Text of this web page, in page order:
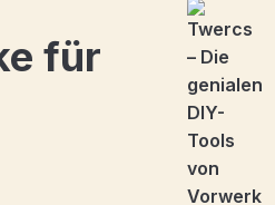
für